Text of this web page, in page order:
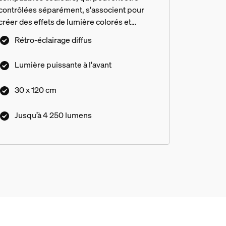
séparément, s'associent pour
des effets de lumière colorés et
Rétro-éclairage diffus
Lumière puissante à l'avant
30 x 120 cm
Jusqu’à 4 250 lumens